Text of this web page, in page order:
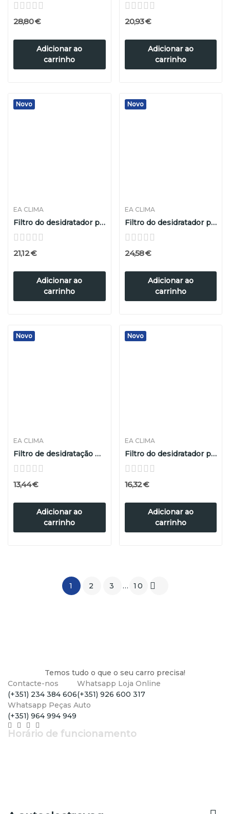
28,80 €
Adicionar ao
carrinho
20,93 €
Adicionar ao
carrinho
Novo
EA CLIMA
Filtro do desidratador para o equipamento...
21,12 €
Adicionar ao
carrinho
Novo
EA CLIMA
Filtro do desidratador para o equipamento...
24,58 €
Adicionar ao
carrinho
Novo
EA CLIMA
Filtro de desidratação para equipamentos...
13,44 €
Adicionar ao
carrinho
Novo
EA CLIMA
Filtro do desidratador para equipamento...
16,32 €
Adicionar ao
carrinho
1 2 3 … 10 
Temos tudo o que o seu carro precisa!
Contacte-nos
(+351) 234 384 606
Whatsapp Loja Online
(+351) 926 600 317
Whatsapp Peças Auto
(+351) 964 994 949
Horário de funcionamento